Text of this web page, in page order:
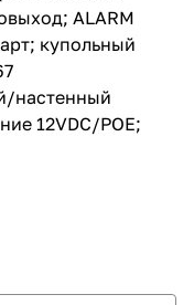
ALARM
купольный
настенный
12VDC/POE;